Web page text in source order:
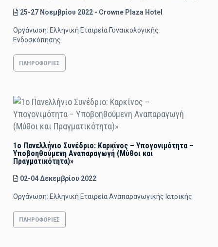
25-27 Νοεμβρίου 2022 - Crowne Plaza Hotel
Οργάνωση: Ελληνική Εταιρεία Γυναικολογικής
Ενδοσκόπησης
ΠΛΗΡΟΦΟΡΊΕΣ
1ο Πανελλήνιο Συνέδριο: Kαρκίνος – Υπογονιμότητα –
Υποβοηθούμενη Αναπαραγωγή (Μύθοι και
Πραγματικότητα)»
02-04 Δεκεμβρίου 2022
Οργάνωση: Ελληνική Εταιρεία Αναπαραγωγικής Ιατρικής
ΠΛΗΡΟΦΟΡΊΕΣ